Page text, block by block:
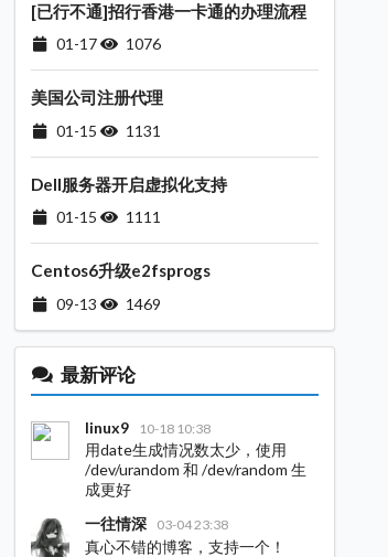
[已行不通]招行香港一卡通的办理流程
01-17 1076
美国公司注册代理
01-15 1131
Dell服务器开启虚拟化支持
01-15 1111
Centos6升级e2fsprogs
09-13 1469
最新评论
linux9 10-18 10:38
用date生成情况数太少，使用
/dev/urandom 和 /dev/random 生
成更好
一往情深
03-04 23:38
真心不错的博客，支持一个！